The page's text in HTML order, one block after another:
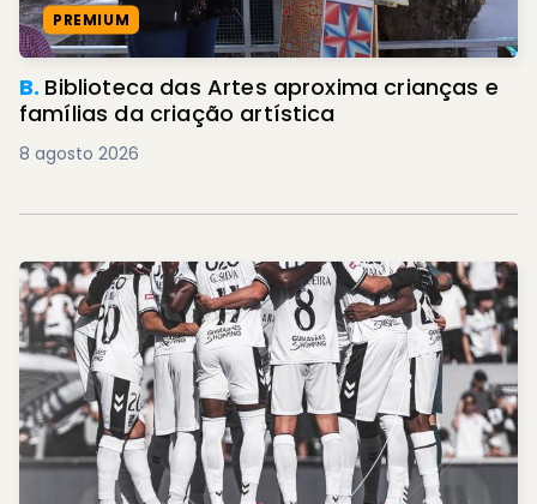
PREMIUM
B. Biblioteca das Artes aproxima crianças e
famílias da criação artística
8 agosto 2026